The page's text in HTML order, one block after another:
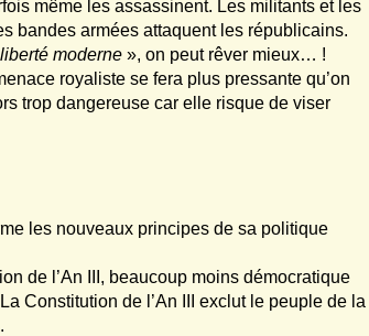
même les assassinent. Les militants et les
bandes armées attaquent les républicains.
moderne », on peut rêver mieux… !
royaliste se fera plus pressante qu’on
trop dangereuse car elle risque de viser
les nouveaux principes de sa politique
de l’An III, beaucoup moins démocratique
Constitution de l’An III exclut le peuple de la